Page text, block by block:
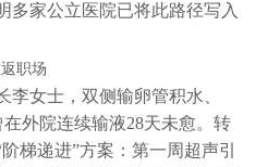
多家公立医院已将此路径写入
职场
李女士，双侧输卵管积水、
外院连续输液28天未愈。转
梯递进”方案：第一周超声引